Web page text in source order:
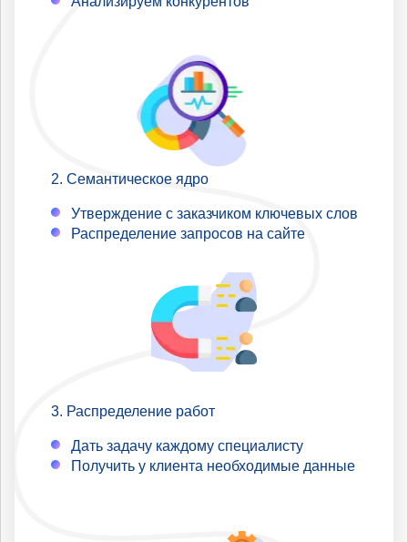
Семантическое ядро
Утверждение с заказчиком ключевых слов
Распределение запросов на сайте
Распределение работ
Дать задачу каждому специалисту
Получить у клиента необходимые данные